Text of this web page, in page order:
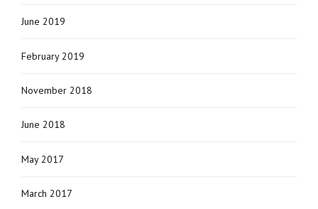
June 2019
February 2019
November 2018
June 2018
May 2017
March 2017